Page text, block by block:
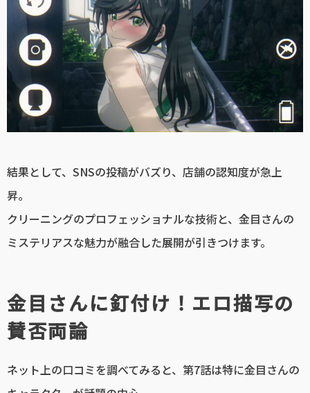
結果として、SNSの投稿がバズり、店舗の認知度が急上
昇。
クリーニングのプロフェッショナルな技術と、金目さんの
ミステリアスな魅力が融合した展開が引きつけます。
金目さんに釘付け！エロ描写の
賛否両論
ネット上の口コミを調べてみると、第7話は特に金目さんの